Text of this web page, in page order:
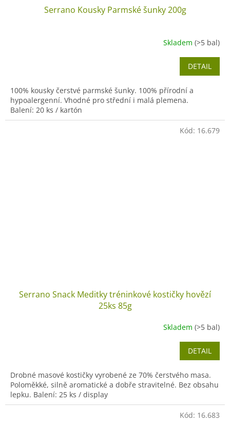
Serrano Kousky Parmské šunky 200g
Skladem (>5 bal)
DETAIL
100% kousky čerstvé parmské šunky. 100% přírodní a
hypoalergenní. Vhodné pro střední i malá plemena.
Balení: 20 ks / kartón
Serrano Snack Meditky tréninkové kostičky hovězí
25ks 85g
Skladem (>5 bal)
DETAIL
Drobné masové kostičky vyrobené ze 70% čerstvého masa.
Poloměkké, silně aromatické a dobře stravitelné. Bez obsahu
lepku. Balení: 25 ks / display
Kód: 16.679
Kód: 16.683